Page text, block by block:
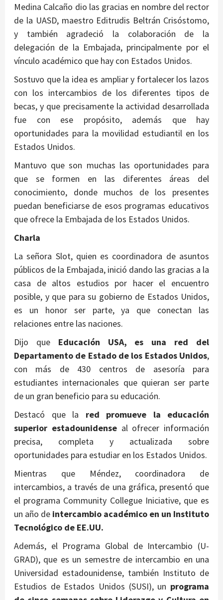
Medina Calcaño dio las gracias en nombre del rector
de la UASD, maestro Editrudis Beltrán Crisóstomo,
y también agradeció la colaboración de la
delegación de la Embajada, principalmente por el
vínculo académico que hay con Estados Unidos.
Sostuvo que la idea es ampliar y fortalecer los lazos
con los intercambios de los diferentes tipos de
becas, y que precisamente la actividad desarrollada
fue con ese propósito, además que hay
oportunidades para la movilidad estudiantil en los
Estados Unidos.
Mantuvo que son muchas las oportunidades para
que se formen en las diferentes áreas del
conocimiento, donde muchos de los presentes
puedan beneficiarse de esos programas educativos
que ofrece la Embajada de los Estados Unidos.
Charla
La señora Slot, quien es coordinadora de asuntos
públicos de la Embajada, inició dando las gracias a la
casa de altos estudios por hacer el encuentro
posible, y que para su gobierno de Estados Unidos,
es un honor ser parte, ya que conectan las
relaciones entre las naciones.
Dijo que Educación USA, es una red del
Departamento de Estado de los Estados Unidos,
con más de 430 centros de asesoría para
estudiantes internacionales que quieran ser parte
de un gran beneficio para su educación.
Destacó que la red promueve la educación
superior estadounidenseal ofrecer información
precisa, completa y actualizada sobre
oportunidades para estudiar en los Estados Unidos.
Mientras que Méndez, coordinadora de
intercambios, a través de una gráfica, presentó que
el programa Community Collegue Iniciative, que es
un año de intercambio académico en un Instituto
Tecnológico de EE.UU.
Además, el Programa Global de Intercambio (U-
GRAD), que es un semestre de intercambio en una
Universidad estadounidense, también Instituto de
Estudios de Estados Unidos (SUSI), un programa